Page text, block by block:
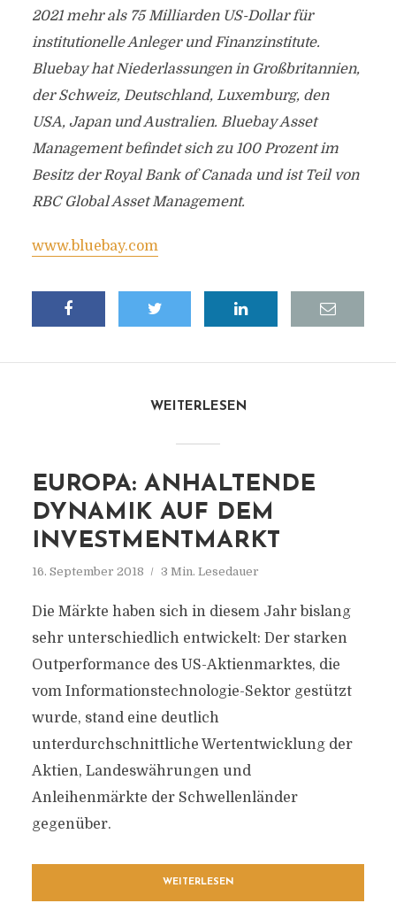
2021 mehr als 75 Milliarden US-Dollar für
institutionelle Anleger und Finanzinstitute.
Bluebay hat Niederlassungen in Großbritannien,
der Schweiz, Deutschland, Luxemburg, den
USA, Japan und Australien. Bluebay Asset
Management befindet sich zu 100 Prozent im
Besitz der Royal Bank of Canada und ist Teil von
RBC Global Asset Management.
www.bluebay.com
WEITERLESEN
EUROPA: ANHALTENDE
DYNAMIK AUF DEM
INVESTMENTMARKT
16. September 2018 3 Min. Lesedauer
Die Märkte haben sich in diesem Jahr bislang
sehr unterschiedlich entwickelt: Der starken
Outperformance des US-Aktienmarktes, die
vom Informationstechnologie-Sektor gestützt
wurde, stand eine deutlich
unterdurchschnittliche Wertentwicklung der
Aktien, Landeswährungen und
Anleihenmärkte der Schwellenländer
gegenüber.
WEITERLESEN